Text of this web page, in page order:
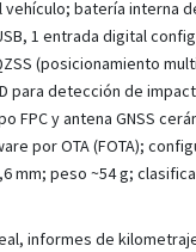
batería interna
1 entrada digital
(posicionamiento
para detección de
FPC y antena GNSS
por OTA (FOTA);
mm; peso ~54 g;
informes de